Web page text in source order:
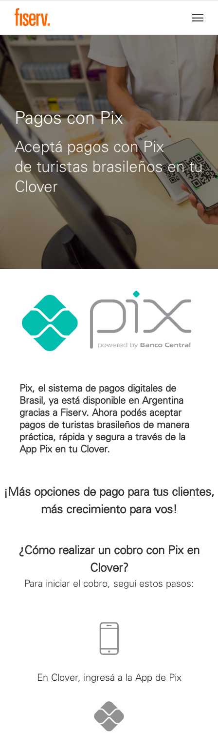
Pagos con Pix
Aceptá pagos con Pix
de turistas brasileños en tu
Clover
Pix, el sistema de pagos digitales de
Brasil, ya está disponible en Argentina
gracias a Fiserv. Ahora podés aceptar
pagos de turistas brasileños de manera
práctica, rápida y segura a través de la
App Pix en tu Clover.
¡Más opciones de pago para tus clientes,
más crecimiento para vos!
¿Cómo realizar un cobro con Pix en
Clover?
Para iniciar el cobro, seguí estos pasos:
En Clover, ingresá a la App de Pix